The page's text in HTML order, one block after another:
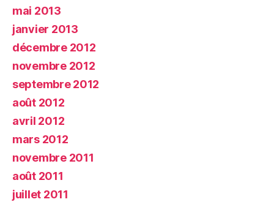
mai 2013
janvier 2013
décembre 2012
novembre 2012
septembre 2012
août 2012
avril 2012
mars 2012
novembre 2011
août 2011
juillet 2011